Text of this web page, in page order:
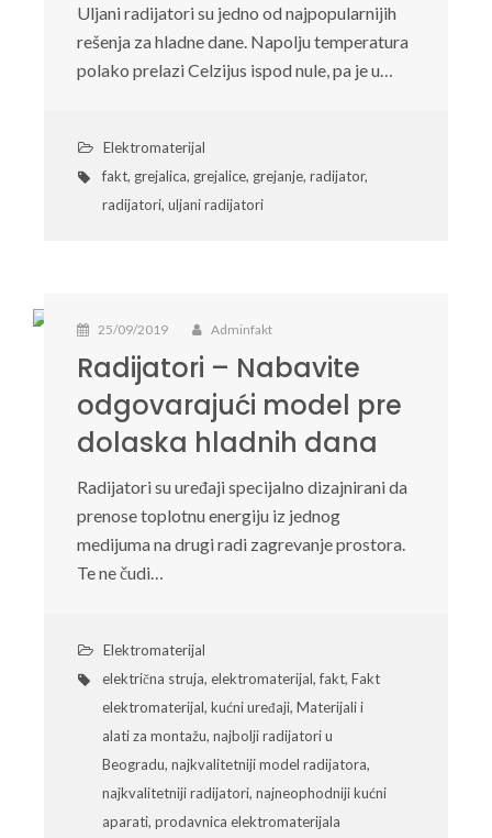
Uljani radijatori su jedno od najpopularnijih
rešenja za hladne dane. Napolju temperatura
polako prelazi Celzijus ispod nule, pa je u…
Elektromaterijal
fakt, grejalica, grejalice, grejanje, radijator,
radijatori, uljani radijatori
25/09/2019 Adminfakt
Radijatori – Nabavite
odgovarajući model pre
dolaska hladnih dana
Radijatori su uređaji specijalno dizajnirani da
prenose toplotnu energiju iz jednog
medijuma na drugi radi zagrevanje prostora.
Te ne čudi…
Elektromaterijal
električna struja, elektromaterijal,fakt, Fakt
elektromaterijal, kućni uređaji, Materijali i
alati za montažu, najbolji radijatori u
Beogradu, najkvalitetniji model radijatora,
najkvalitetniji radijatori, najneophodniji kućni
aparati, prodavnica elektromaterijala